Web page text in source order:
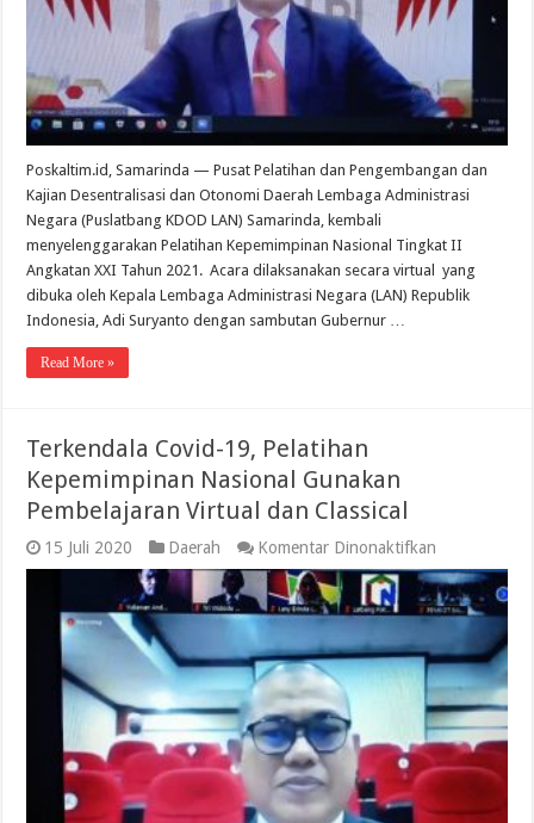
Poskaltim.id, Samarinda — Pusat Pelatihan dan Pengembangan dan
Kajian Desentralisasi dan Otonomi Daerah Lembaga Administrasi
Negara (Puslatbang KDOD LAN) Samarinda, kembali
menyelenggarakan Pelatihan Kepemimpinan Nasional Tingkat II
Angkatan XXI Tahun 2021. Acara dilaksanakan secara virtual yang
dibuka oleh Kepala Lembaga Administrasi Negara (LAN) Republik
Indonesia, Adi Suryanto dengan sambutan Gubernur …
Read More »
Terkendala Covid-19, Pelatihan
Kepemimpinan Nasional Gunakan
Pembelajaran Virtual dan Classical
15 Juli 2020 Daerah Komentar Dinonaktifkan
Terkendala
Covid-
19,
Pelatihan
Nasional
Gunakan
Pembelajaran
Virtual
dan
Classical